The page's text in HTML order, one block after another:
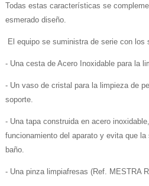
Todas estas características se
esmerado diseño.
El equipo se suministra de serie con los
- Una cesta de Acero Inoxidable para la
- Un vaso de cristal para la limpieza de
soporte.
- Una tapa construida en acero
funcionamiento del aparato y evita que la
baño.
- Una pinza limpiafresas (Ref. MESTRA